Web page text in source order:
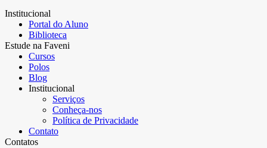
Institucional
Portal do Aluno
Biblioteca
Estude na Faveni
Cursos
Polos
Blog
Institucional
Serviços
Conheça-nos
Política de Privacidade
Contato
Contatos